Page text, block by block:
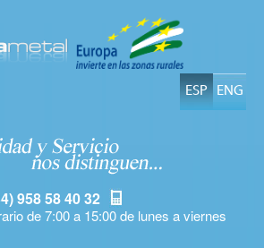
ESP ENG
958 58 40 32
de 7:00 a 15:00 de lunes a viernes